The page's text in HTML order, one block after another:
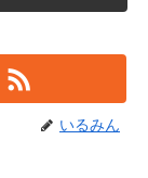
いるみん